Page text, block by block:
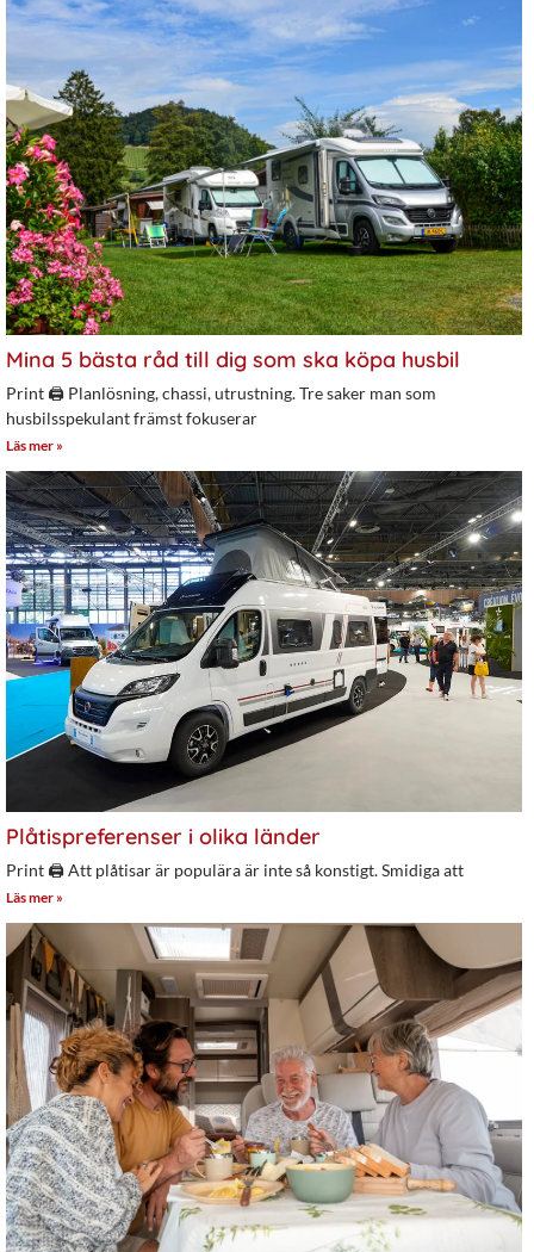
Mina 5 bästa råd till dig som ska köpa husbil
Print 🖨 Planlösning, chassi, utrustning. Tre saker man som
husbilsspekulant främst fokuserar
Läs mer »
Plåtispreferenser i olika länder
Print 🖨 Att plåtisar är populära är inte så konstigt. Smidiga att
Läs mer »